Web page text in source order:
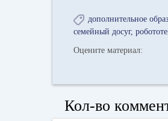
дополнительное
семейный досуг
Оцените материал:
Кол-во